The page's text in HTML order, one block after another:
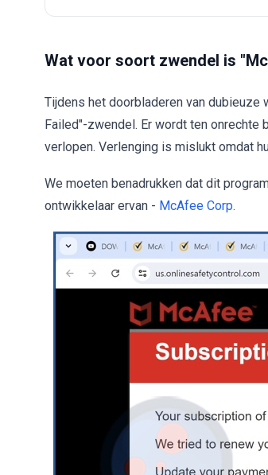
Wat voor soort zwendel is
Tijdens het doorbladeren van
Failed"-zwendel. Er wordt ten onrechte
verlopen. Verlenging is mislukt omdat
We moeten benadrukken dat dit
ontwikkelaar ervan - McAfee Corp.